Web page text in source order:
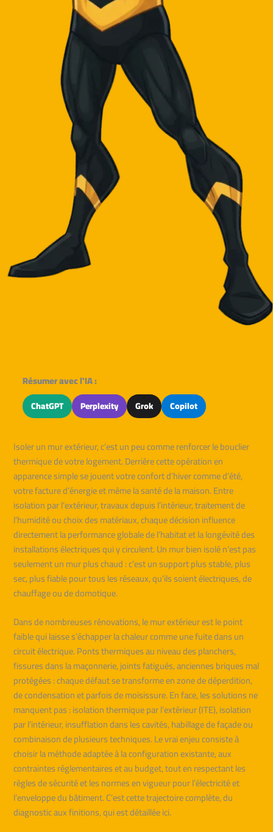
Résumer avec l'IA :
ChatGPT Perplexity Grok Copilot
Isoler un mur extérieur, c’est un peu comme renforcer le bouclier
thermique de votre logement. Derrière cette opération en
apparence simple se jouent votre confort d’hiver comme d’été,
votre facture d’énergie et même la santé de la maison. Entre
isolation par l’extérieur, travaux depuis l’intérieur, traitement de
l’humidité ou choix des matériaux, chaque décision influence
directement la performance globale de l’habitat et la longévité des
installations électriques qui y circulent. Un mur bien isolé n’est pas
seulement un mur plus chaud : c’est un support plus stable, plus
sec, plus fiable pour tous les réseaux, qu’ils soient électriques, de
chauffage ou de domotique.
Dans de nombreuses rénovations, le mur extérieur est le point
faible qui laisse s’échapper la chaleur comme une fuite dans un
circuit électrique. Ponts thermiques au niveau des planchers,
fissures dans la maçonnerie, joints fatigués, anciennes briques mal
protégées : chaque défaut se transforme en zone de déperdition,
de condensation et parfois de moisissure. En face, les solutions ne
manquent pas : isolation thermique par l’extérieur (ITE), isolation
par l’intérieur, insufflation dans les cavités, habillage de façade ou
combinaison de plusieurs techniques. Le vrai enjeu consiste à
choisir la méthode adaptée à la configuration existante, aux
contraintes réglementaires et au budget, tout en respectant les
règles de sécurité et les normes en vigueur pour l’électricité et
l’enveloppe du bâtiment. C’est cette trajectoire complète, du
diagnostic aux finitions, qui est détaillée ici.